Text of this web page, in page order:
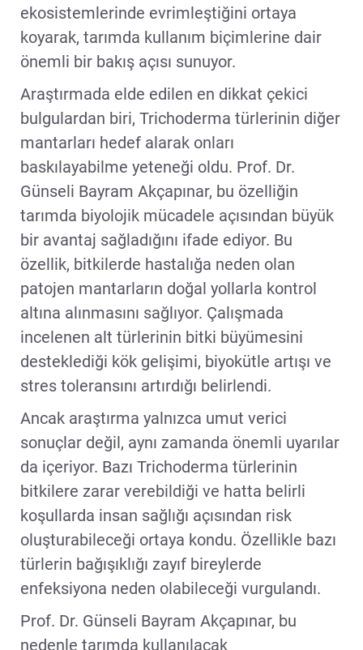
ekosistemlerinde evrimleştiğini ortaya
koyarak, tarımda kullanım biçimlerine dair
önemli bir bakış açısı sunuyor.
Araştırmada elde edilen en dikkat çekici
bulgulardan biri, Trichoderma türlerinin diğer
mantarları hedef alarak onları
baskılayabilme yeteneği oldu. Prof. Dr.
Günseli Bayram Akçapınar, bu özelliğin
tarımda biyolojik mücadele açısından büyük
bir avantaj sağladığını ifade ediyor. Bu
özellik, bitkilerde hastalığa neden olan
patojen mantarların doğal yollarla kontrol
altına alınmasını sağlıyor. Çalışmada
incelenen alt türlerinin bitki büyümesini
desteklediği kök gelişimi, biyokütle artışı ve
stres toleransını artırdığı belirlendi.
Ancak araştırma yalnızca umut verici
sonuçlar değil, aynı zamanda önemli uyarılar
da içeriyor. Bazı Trichoderma türlerinin
bitkilere zarar verebildiği ve hatta belirli
koşullarda insan sağlığı açısından risk
oluşturabileceği ortaya kondu. Özellikle bazı
türlerin bağışıklığı zayıf bireylerde
enfeksiyona neden olabileceği vurgulandı.
Prof. Dr. Günseli Bayram Akçapınar, bu
nedenle tarımda kullanılacak